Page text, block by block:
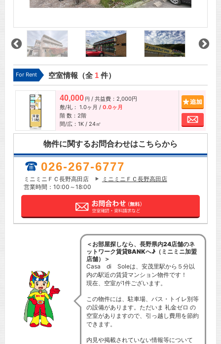
For Rent 空室情報（全 1件）
40,000 円 / 共益費：2,000円
敷/礼： 1.0ヶ月 / 0.0ヶ月
階 数：2階
間/広：1K / 24㎡
お問
物件に関するお問合わせはこちらから
026-267-6777
ミニミニＦＣ長野高田店
ミニミニＦＣ長野高田店
営業時間：10:00～18:00
＜お部屋探しなら、長野県内24店舗のネ
ットワーク賃貸BANKへ♪（ミニミニ加盟
店舗）＞
Casa di Soleは、安茂里駅から５分以
内の駅近の賃貸マンション物件です！
現在、空室が1件ございます。
この物件には、駐車場、バス・トイレ別等
の設備があります。ただいま 礼金ゼロ の
空室がありますので、引っ越し費用を節約
できます。
内見や掲載されていない情報等について